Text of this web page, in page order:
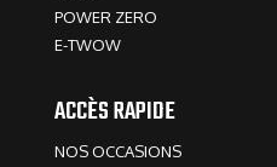
POWER ZERO
E-TWOW
ACCÈS RAPIDE
NOS OCCASIONS